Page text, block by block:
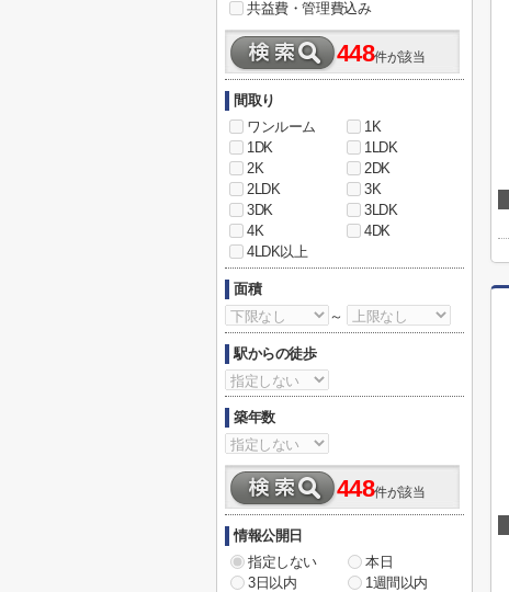
共益費・管理費込み
448件が該当
間取り
ワンルーム
1K
1DK
1LDK
2K
2DK
2LDK
3K
3DK
3LDK
4K
4DK
4LDK以上
面積
～
駅からの徒歩
築年数
448件が該当
情報公開日
指定しない
本日
3日以内
1週間以内